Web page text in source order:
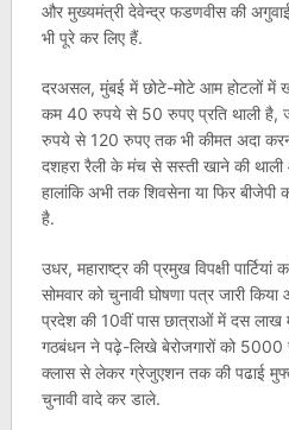
और मुख्यमंत्री देवेन्द्र फडणवीस की
भी पूरे कर लिए हैं.
दरअसल, मुंबई में छोटे-मोटे आम होटलों में
कम 40 रुपये से 50 रुपए प्रति थाली है,
रुपये से 120 रुपए तक भी कीमत अदा
दशहरा रैली के मंच से सस्ती खाने की थाली
हालांकि अभी तक शिवसेना या फिर बीजेपी
है.
उधर, महाराष्ट्र की प्रमुख विपक्षी
सोमवार को चुनावी घोषणा पत्र जारी
प्रदेश की 10वीं पास छात्राओं में दस लाख
गठबंधन ने पढ़े-लिखे बेरोजगारों को 5000
क्लास से लेकर ग्रेजुएशन तक की पढाई
चुनावी वादे कर डाले.